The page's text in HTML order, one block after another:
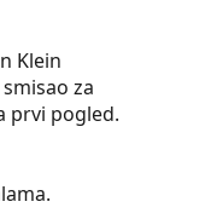
Klein
za
prvi pogled.